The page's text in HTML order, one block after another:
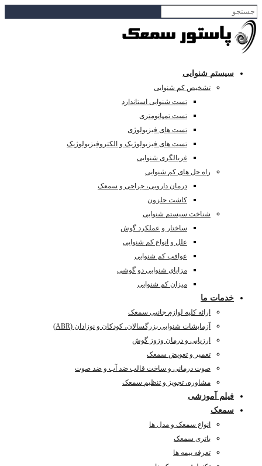
سیستم شنوایی
تشخیص کم شنوایی
تست شنوایی استاندارد
تست تمپانومتری
تست های فیزیولوژی
تست های فیزیولوژیک و الکتروفیزیولوژیک
غربالگری شنوایی
راه حل های کم شنوایی
درمان دارویی، جراحی و سمعک
کاشت حلزون
شناخت سیستم شنوایی
ساختار و عملکرد گوش
علل و انواع کم شنوایی
عواقب کم شنوایی
مزایای شنوایی دو گوشی
میزان کم شنوایی
خدمات ما
ارائه کلیه لوازم جانبی سمعک
آزمایشات شنوایی بزرگسالان، کودکان و نوزادان (ABR)
ارزیابی و درمان وزوز گوش
تعمیر و تعویض سمعک
صوت درمانی و ساخت قالب ضد آب و ضد صوت
مشاوره، تجویز و تنظیم سمعک
فیلم آموزشی
سمعک
انواع سمعک و مدل ها
باتری سمعک
تعرفه بیمه ها